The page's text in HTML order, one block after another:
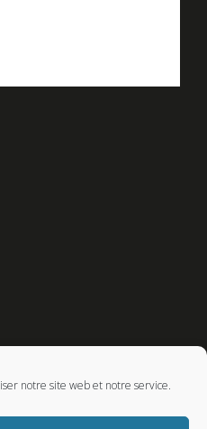
notre site web et notre service.